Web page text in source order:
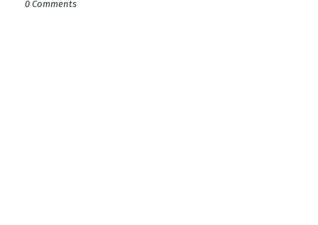
0 Comments